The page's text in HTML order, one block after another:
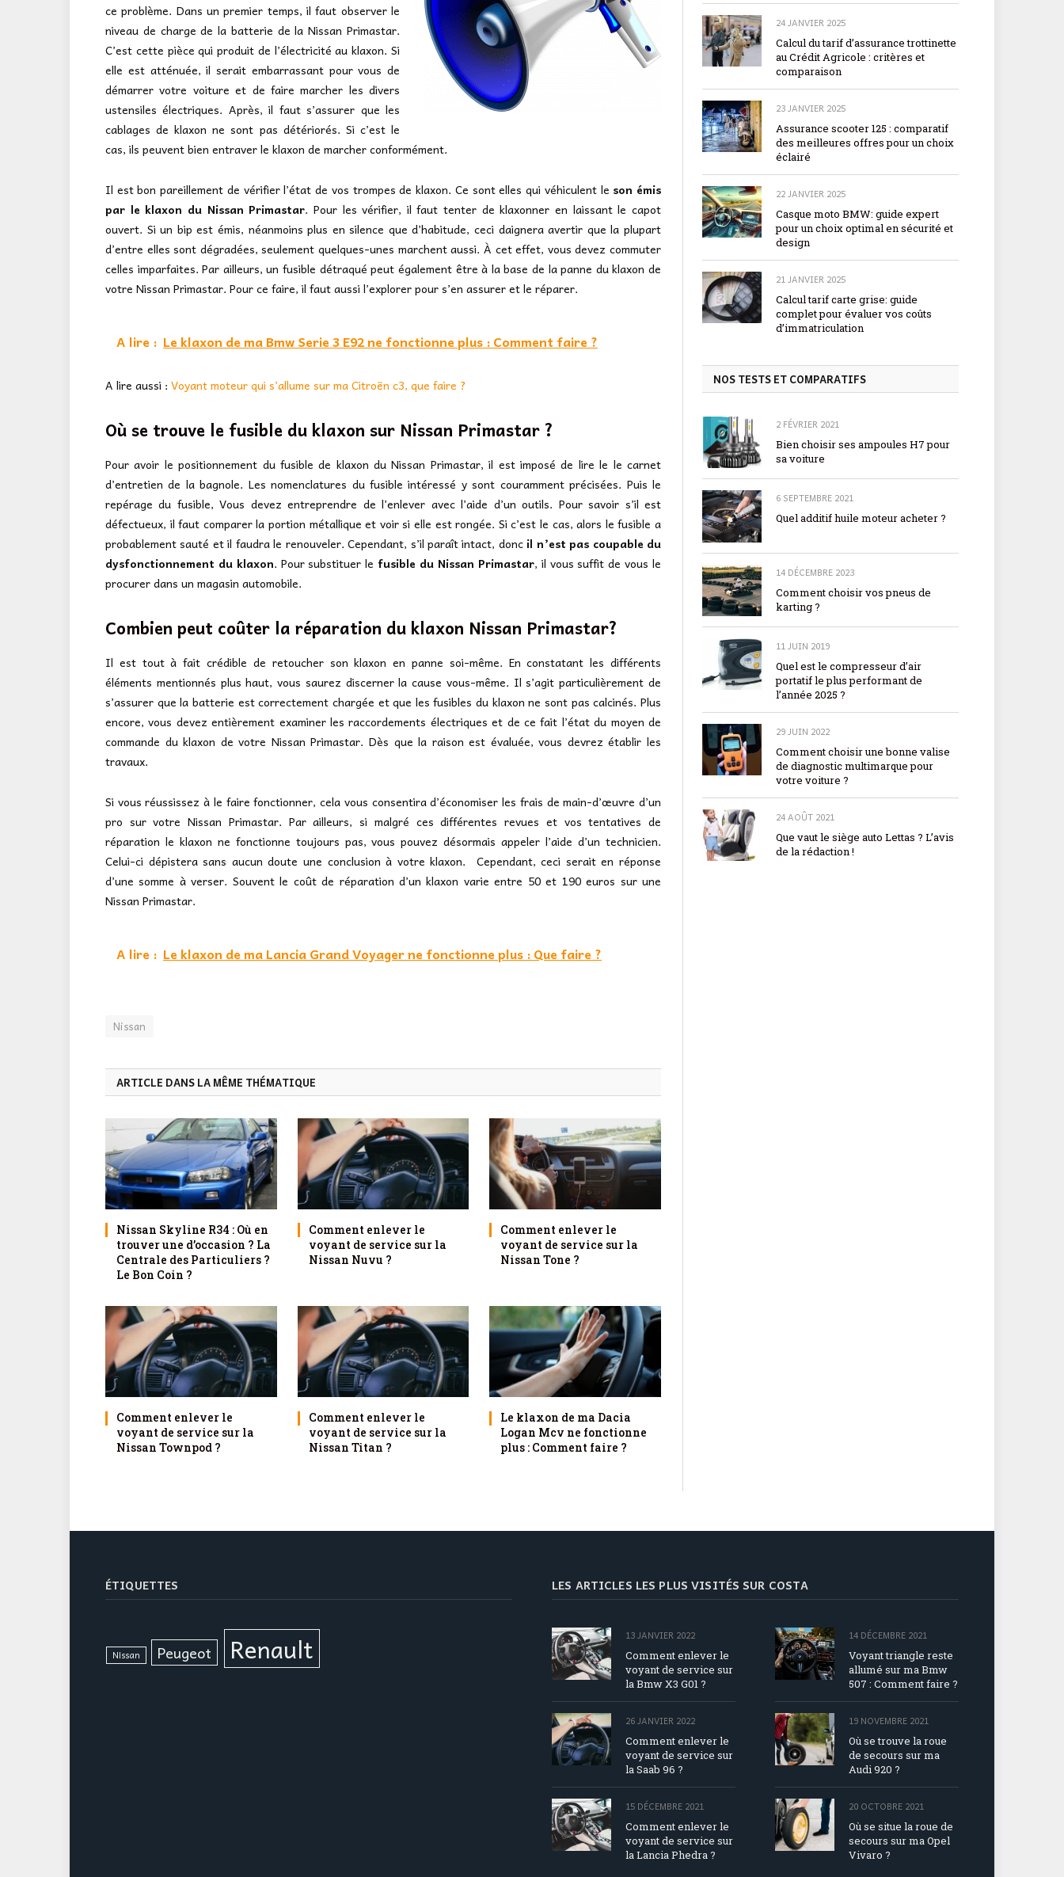
ce problème. Dans un premier temps, il faut observer le
niveau de charge de la batterie de la Nissan Primastar.
C’est cette pièce qui produit de l’électricité au klaxon. Si
elle est atténuée, il serait embarrassant pour vous de
démarrer votre voiture et de faire marcher les divers
ustensiles électriques. Après, il faut s’assurer que les
cablages de klaxon ne sont pas détériorés. Si c’est le
cas, ils peuvent bien entraver le klaxon de marcher conformément.
Il est bon pareillement de vérifier l’état de vos trompes de klaxon. Ce sont elles qui véhiculent le son émis
par le klaxon du Nissan Primastar. Pour les vérifier, il faut tenter de klaxonner en laissant le capot
ouvert. Si un bip est émis, néanmoins plus en silence que d’habitude, ceci daignera avertir que la plupart
d’entre elles sont dégradées, seulement quelques-unes marchent aussi. À cet effet, vous devez commuter
celles imparfaites. Par ailleurs, un fusible détraqué peut également être à la base de la panne du klaxon de
votre Nissan Primastar. Pour ce faire, il faut aussi l’explorer pour s’en assurer et le réparer.
A lire : Le klaxon de ma Bmw Serie 3 E92 ne fonctionne plus : Comment faire ?
A lire aussi : Voyant moteur qui s’allume sur ma Citroën c3, que faire ?
Où se trouve le fusible du klaxon sur Nissan Primastar ?
Pour avoir le positionnement du fusible de klaxon du Nissan Primastar, il est imposé de lire le le carnet
d’entretien de la bagnole. Les nomenclatures du fusible intéressé y sont couramment précisées. Puis le
repérage du fusible, Vous devez entreprendre de l’enlever avec l’aide d’un outils. Pour savoir s’il est
défectueux, il faut comparer la portion métallique et voir si elle est rongée. Si c’est le cas, alors le fusible a
probablement sauté et il faudra le renouveler. Cependant, s’il paraît intact, donc il n’est pas coupable du
dysfonctionnement du klaxon. Pour substituer le fusible du Nissan Primastar, il vous suffit de vous le
procurer dans un magasin automobile.
Combien peut coûter la réparation du klaxon Nissan Primastar?
Il est tout à fait crédible de retoucher son klaxon en panne soi-même. En constatant les différents
éléments mentionnés plus haut, vous saurez discerner la cause vous-même. Il s’agit particulièrement de
s’assurer que la batterie est correctement chargée et que les fusibles du klaxon ne sont pas calcinés. Plus
encore, vous devez entièrement examiner les raccordements électriques et de ce fait l’état du moyen de
commande du klaxon de votre Nissan Primastar. Dès que la raison est évaluée, vous devrez établir les
travaux.
Si vous réussissez à le faire fonctionner, cela vous consentira d’économiser les frais de main-d’œuvre d’un
pro sur votre Nissan Primastar. Par ailleurs, si malgré ces différentes revues et vos tentatives de
réparation le klaxon ne fonctionne toujours pas, vous pouvez désormais appeler l’aide d’un technicien.
Celui-ci dépistera sans aucun doute une conclusion à votre klaxon. Cependant, ceci serait en réponse
d’une somme à verser. Souvent le coût de réparation d’un klaxon varie entre 50 et 190 euros sur une
Nissan Primastar.
A lire : Le klaxon de ma Lancia Grand Voyager ne fonctionne plus : Que faire ?
Nissan
ARTICLE DANS LA MÊME THÉMATIQUE
Nissan Skyline R34 : Où en
trouver une d’occasion ? La
Centrale des Particuliers ?
Le Bon Coin ?
Comment enlever le
voyant de service sur la
Nissan Nuvu ?
Comment enlever le
voyant de service sur la
Nissan Tone ?
Comment enlever le
voyant de service sur la
Nissan Townpod ?
Comment enlever le
voyant de service sur la
Nissan Titan ?
Le klaxon de ma Dacia
Logan Mcv ne fonctionne
plus : Comment faire ?
24 JANVIER 2025
Calcul du tarif d’assurance trottinette
au Crédit Agricole : critères et
comparaison
23 JANVIER 2025
Assurance scooter 125 : comparatif
des meilleures offres pour un choix
éclairé
22 JANVIER 2025
Casque moto BMW: guide expert
pour un choix optimal en sécurité et
design
21 JANVIER 2025
Calcul tarif carte grise: guide
complet pour évaluer vos coûts
d’immatriculation
NOS TESTS ET COMPARATIFS
2 FÉVRIER 2021
Bien choisir ses ampoules H7 pour
sa voiture
6 SEPTEMBRE 2021
Quel additif huile moteur acheter ?
14 DÉCEMBRE 2023
Comment choisir vos pneus de
karting ?
11 JUIN 2019
Quel est le compresseur d’air
portatif le plus performant de
l’année 2025 ?
29 JUIN 2022
Comment choisir une bonne valise
de diagnostic multimarque pour
votre voiture ?
24 AOÛT 2021
Que vaut le siège auto Lettas ? L’avis
de la rédaction !
ÉTIQUETTES
Nissan Peugeot Renault
LES ARTICLES LES PLUS VISITÉS SUR COSTA
13 JANVIER 2022
Comment enlever le
voyant de service sur
la Bmw X3 G01 ?
14 DÉCEMBRE 2021
Voyant triangle reste
allumé sur ma Bmw
507 : Comment faire ?
26 JANVIER 2022
Comment enlever le
voyant de service sur
la Saab 96 ?
19 NOVEMBRE 2021
Où se trouve la roue
de secours sur ma
Audi 920 ?
15 DÉCEMBRE 2021
Comment enlever le
voyant de service sur
la Lancia Phedra ?
20 OCTOBRE 2021
Où se situe la roue de
secours sur ma Opel
Vivaro ?